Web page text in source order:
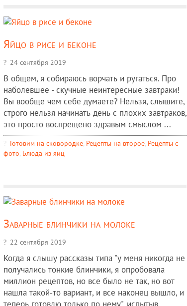
Яйцо в рисе и беконе
24 сентября 2019
В общем, я собираюсь ворчать и ругаться. Про
наболевшее - скучные неинтересные завтраки!
Вы вообще чем себе думаете? Нельзя, слышите,
строго нельзя начинать день с плохих завтраков,
это просто воспрещено здравым смыслом ...
Готовим на сковородке, Рецепты на второе, Рецепты c
фото, Блюда из яиц
Заварные блинчики на молоке
22 сентября 2019
Когда я слышу рассказы типа "у меня никогда не
получались тонкие блинчики, я опробовала
миллион рецептов, но все было не так, но вот
нашла такой-то вариант, и все наконец вышло, и